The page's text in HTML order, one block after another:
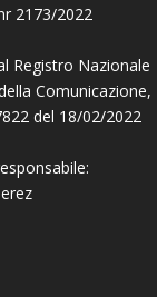
2173/2022
Registro Nazionale
Comunicazione,
del 18/02/2022